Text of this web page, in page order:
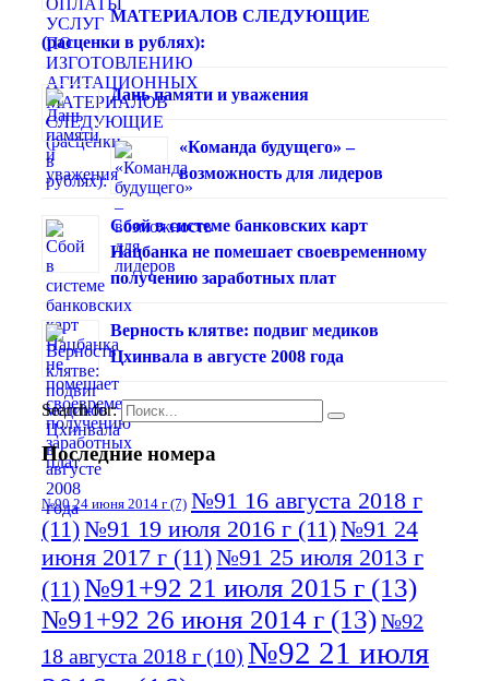
МАТЕРИАЛОВ СЛЕДУЮЩИЕ
(расценки в рублях):
Дань памяти и уважения
«Команда будущего» –
возможность для лидеров
Сбой в системе банковских карт
Нацбанка не помешает своевременному
получению заработных плат
Верность клятве: подвиг медиков
Цхинвала в августе 2008 года
Search for:
Последние номера
№90 24 июня 2014 г (7) №91 16 августа 2018 г
(11)№91 19 июля 2016 г (11)№91 24
июня 2017 г (11)№91 25 июля 2013 г
(11)№91+92 21 июля 2015 г (13)
№91+92 26 июня 2014 г (13)№92
18 августа 2018 г (10) №92 21 июля